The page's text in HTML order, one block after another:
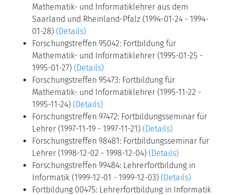
Mathematik- und Informatiklehrer aus dem
Saarland und Rheinland-Pfalz (1994-01-24 - 1994-
01-28) (Details)
Forschungstreffen 95042: Fortbildung für
Mathematik- und Informatiklehrer (1995-01-25 -
1995-01-27) (Details)
Forschungstreffen 95473: Fortbildung für
Mathematik- und Informatiklehrer (1995-11-22 -
1995-11-24) (Details)
Forschungstreffen 97472: Fortbildungsseminar für
Lehrer (1997-11-19 - 1997-11-21) (Details)
Forschungstreffen 98481: Fortbildungsseminar für
Lehrer (1998-12-02 - 1998-12-04) (Details)
Forschungstreffen 99484: Lehrerfortbildung in
Informatik (1999-12-01 - 1999-12-03) (Details)
Fortbildung 00475: Lehrerfortbildung in Informatik